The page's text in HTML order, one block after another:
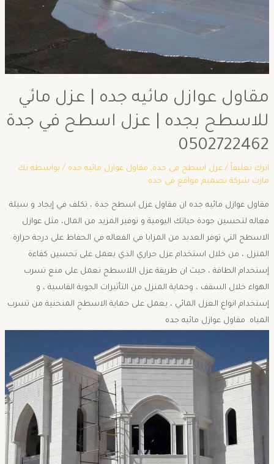
مقاول عوازل مائيه جده | عزل مائي
للاسطح بجده | عزل اسطح في جدة
0502722462
اترك تعليقاً / عزل اسطح في جدة, مقاول عوازل مائيه جده / بواسطة تك
مارت شركة تصميم مواقع في جده
مقاول عوازل مائيه جده ان مقاول عزل اسطح جدة ، تكلف في إيجاد و سيلة
فعاله لتحسين جودة حياتك اليومية و توفير المزيد من المال، مثل عوازل
الاسطح التي توفر العديد من المزايا في الفعاله في الحفاظ على درجة حرارة
المنزل ، من خلال استخدام عزل حراري الذي يعمل على تحسين كفاءة
إستخدام الطاقة ، حيث ان طريقة عزل اللاسطح تعمل على منع تسرب
الهواء خلال السقف ، وحماية المنزل من التأثيرات الجوية القاسية ، و
إستخدام انواع العزل المائي ، يعمل على حماية الاسطح المنحنية من تسرب
المياه. مقاول عوازل مائيه جده